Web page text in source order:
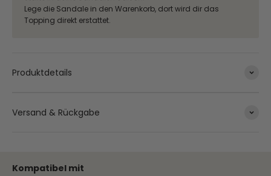
Lege die Sandale in den Warenkorb, dort wird dir das
Topping direkt erstattet.
Produktdetails
Versand & Rückgabe
Kompatibel mit